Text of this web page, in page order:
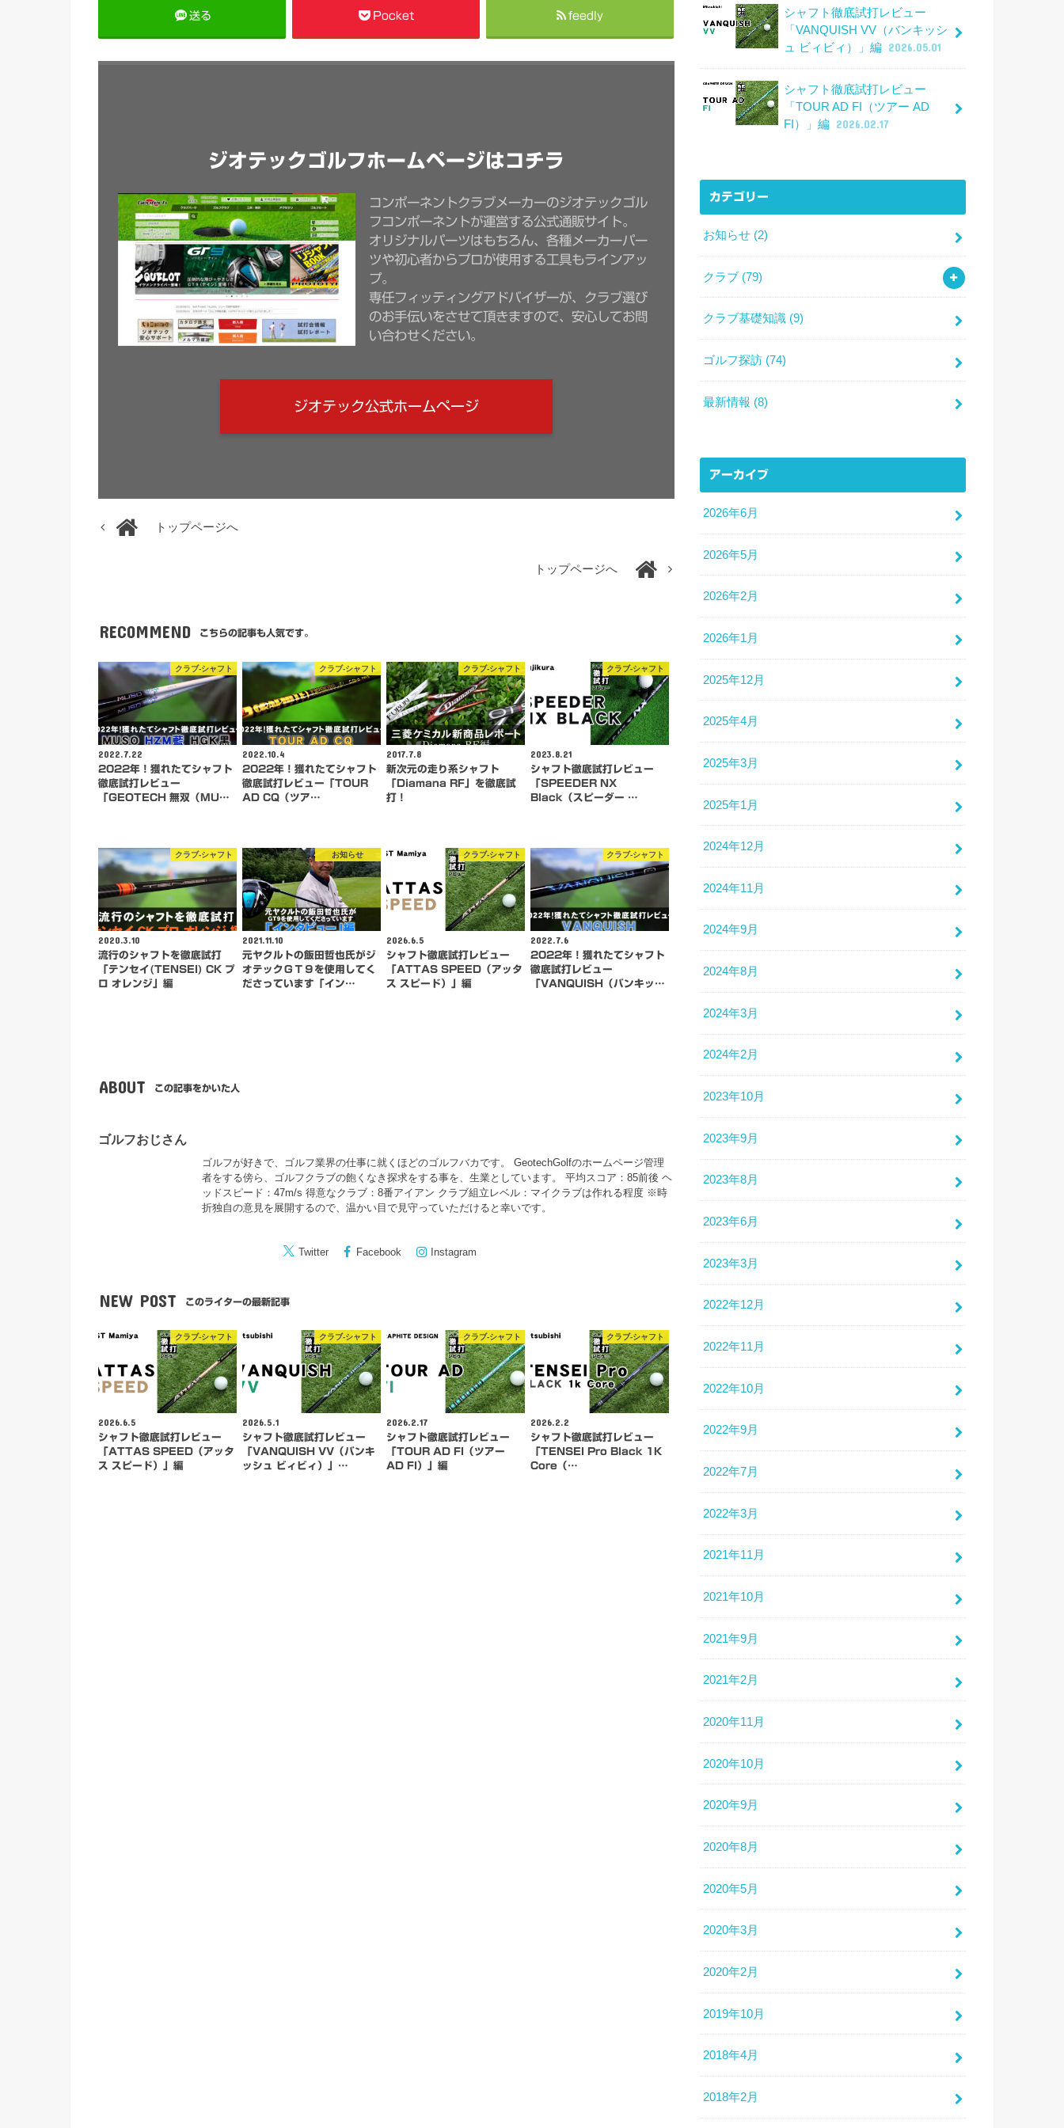
送る Pocket feedly
ジオテックゴルフホームページはコチラ
コンポーネントクラブメーカーのジオテックゴル
フコンポーネントが運営する公式通販サイト。
オリジナルパーツはもちろん、各種メーカーパー
ツや初心者からプロが使用する工具もラインアッ
プ。
専任フィッティングアドバイザーが、クラブ選び
のお手伝いをさせて頂きますので、安心してお問
い合わせください。
ジオテック公式ホームページ
トップページへ
トップページへ
RECOMMEND こちらの記事も人気です。
クラブ-シャフト
2022.7.22
2022年！獲れたてシャフト
徹底試打レビュー
「GEOTECH 無双（MU…
クラブ-シャフト
2022.10.4
2022年！獲れたてシャフト
徹底試打レビュー「TOUR
AD CQ（ツア…
クラブ-シャフト
2017.7.8
新次元の走り系シャフト
「Diamana RF」を徹底試
打！
クラブ-シャフト
2023.8.21
シャフト徹底試打レビュー
「SPEEDER NX
Black（スピーダー …
クラブ-シャフト
2020.3.10
流行のシャフトを徹底試打
「テンセイ(TENSEI) CK プ
ロ オレンジ」編
お知らせ
2021.11.10
元ヤクルトの飯田哲也氏がジ
オテックＧＴ９を使用してく
ださっています「イン…
クラブ-シャフト
2026.6.5
シャフト徹底試打レビュー
「ATTAS SPEED（アッタ
ス スピード）」編
クラブ-シャフト
2022.7.6
2022年！獲れたてシャフト
徹底試打レビュー
「VANQUISH（バンキッ…
ABOUT この記事をかいた人
ゴルフおじさん
ゴルフが好きで、ゴルフ業界の仕事に就くほどのゴルフバカです。 GeotechGolfのホームページ管理
者をする傍ら、ゴルフクラブの飽くなき探求をする事を、生業としています。 平均スコア：85前後 ヘ
ッドスピード：47m/s 得意なクラブ：8番アイアン クラブ組立レベル：マイクラブは作れる程度 ※時
折独自の意見を展開するので、温かい目で見守っていただけると幸いです。
Twitter Facebook Instagram
NEW POST このライターの最新記事
クラブ-シャフト
2026.6.5
シャフト徹底試打レビュー
「ATTAS SPEED（アッタ
ス スピード）」編
クラブ-シャフト
2026.5.1
シャフト徹底試打レビュー
「VANQUISH VV（バンキ
ッシュ ビィビィ）」…
クラブ-シャフト
2026.2.17
シャフト徹底試打レビュー
「TOUR AD FI（ツアー
AD FI）」編
クラブ-シャフト
2026.2.2
シャフト徹底試打レビュー
「TENSEI Pro Black 1K
Core（…
シャフト徹底試打レビュー
「VANQUISH VV（バンキッシ
ュ ビィビィ）」編 2026.05.01
シャフト徹底試打レビュー
「TOUR AD FI（ツアー AD
FI）」編 2026.02.17
カテゴリー
お知らせ (2)
クラブ (79)
クラブ基礎知識 (9)
ゴルフ探訪 (74)
最新情報 (8)
アーカイブ
2026年6月
2026年5月
2026年2月
2026年1月
2025年12月
2025年4月
2025年3月
2025年1月
2024年12月
2024年11月
2024年9月
2024年8月
2024年3月
2024年2月
2023年10月
2023年9月
2023年8月
2023年6月
2023年3月
2022年12月
2022年11月
2022年10月
2022年9月
2022年7月
2022年3月
2021年11月
2021年10月
2021年9月
2021年2月
2020年11月
2020年10月
2020年9月
2020年8月
2020年5月
2020年3月
2020年2月
2019年10月
2018年4月
2018年2月